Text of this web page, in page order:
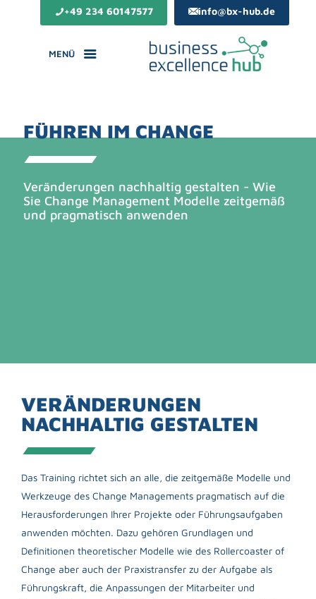
+49 234 60147577 info@bx-hub.de
MENÜ
FÜHREN IM CHANGE
Veränderungen nachhaltig gestalten - Wie
Sie Change Management Modelle zeitgemäß
und pragmatisch anwenden
VERÄNDERUNGEN
NACHHALTIG GESTALTEN
Das Training richtet sich an alle, die zeitgemäße Modelle und
Werkzeuge des Change Managements pragmatisch auf die
Herausforderungen Ihrer Projekte oder Führungsaufgaben
anwenden möchten. Dazu gehören Grundlagen und
Definitionen theoretischer Modelle wie des Rollercoaster of
Change aber auch der Praxistransfer zu der Aufgabe als
Führungskraft, die Anpassungen der Mitarbeiter und